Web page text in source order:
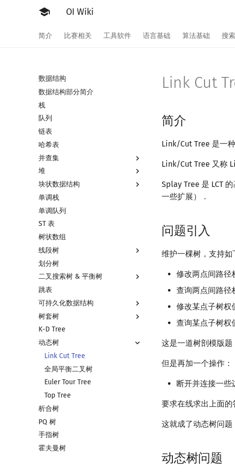
OI Wiki
简介 比赛相关 工具软件 语言基础 算法基础 搜索
数据结构
数据结构部分简介
栈
队列
链表
哈希表
并查集
并查集
并查集复杂度
堆
堆简介
二叉堆
配对堆
左偏树
块状数据结构
分块思想
块状数组
块状链表
树分块
Sqrt Tree
单调栈
单调队列
ST 表
树状数组
线段树
线段树基础
线段树合并 & 分裂
李超线段树
猫树
区间最值操作 & 区间历史最值
Kinetic Tournament Tree
划分树
二叉搜索树 & 平衡树
二叉搜索树 & 平衡树
Treap
Splay 树
WBLT
替罪羊树
笛卡尔树
Size Balanced Tree
AVL 树
红黑树
左偏红黑树
AA 树
跳表
可持久化数据结构
可持久化数据结构简介
可持久化线段树
可持久化块状数组
可持久化平衡树
可持久化字典树
可持久化可并堆
树套树
线段树套线段树
平衡树套线段树
线段树套平衡树
树状数组套权值线段树
分块套树状数组
K-D Tree
动态树
Link Cut Tree
全局平衡二叉树
Euler Tour Tree
Top Tree
析合树
PQ 树
手指树
霍夫曼树
Link Cut
简介
Link/Cut Tree 是一
Link/Cut Tree 又称
Splay Tree 是 LCT
一些扩展）．
问题引入
维护一棵树，支持如
修改两点间路径
查询两点间路径
修改某点子树权
查询某点子树权
这是一道树剖模版题
但是再加一个操作：
断开并连接一些
要求在线求出上面的
这就成了动态树问题
动态树问题